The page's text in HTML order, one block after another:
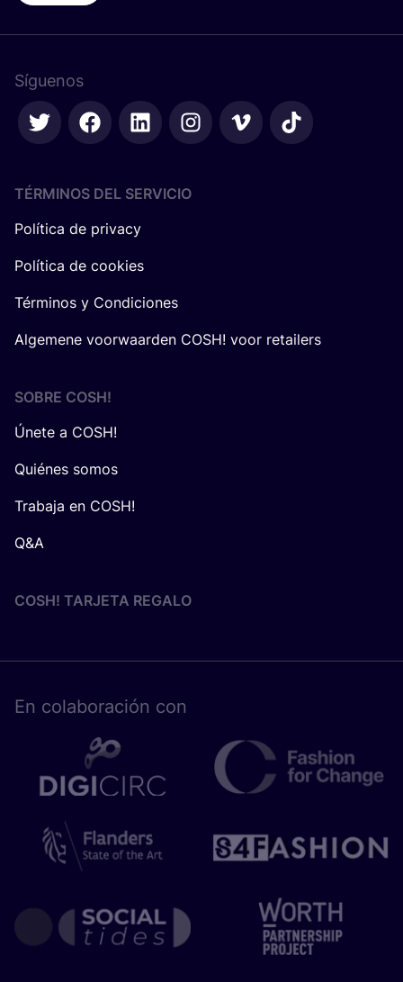
Síguenos
TÉRMINOS DEL SERVICIO
Política de privacy
Política de cookies
Términos y Condiciones
Algemene voorwaarden COSH! voor retailers
SOBRE COSH!
Únete a COSH!
Quiénes somos
Trabaja en COSH!
Q&A
COSH! TARJETA REGALO
En cola­bo­ra­ción con